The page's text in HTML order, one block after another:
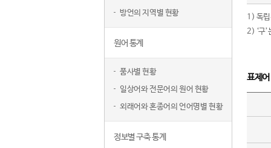
방언의 지역별 현황
원어 통계
품사별 현황
일상어와 전문어의 원어 현황
외래어와 혼종어의 언어명별 현황
정보별 구축 통계
1) 독립
2) ‘구
표제